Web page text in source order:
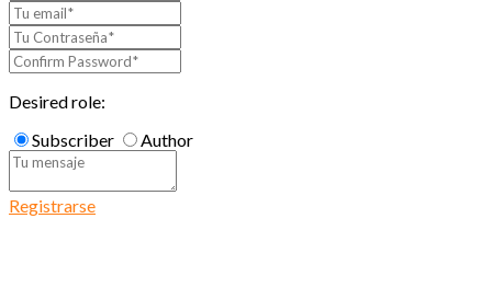
Desired role:
Subscriber
Author
Registrarse